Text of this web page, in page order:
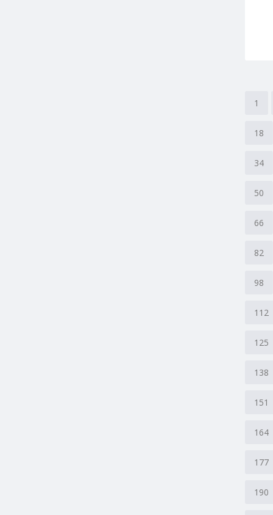
1
18
34
50
66
82
98
112
125
138
151
164
177
190